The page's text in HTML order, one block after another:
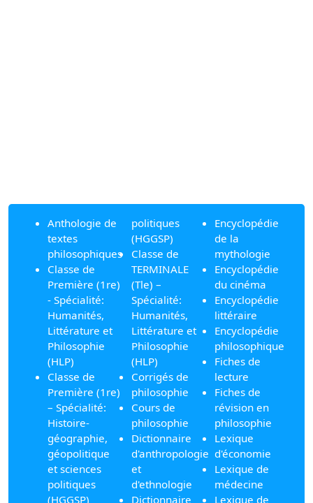
Anthologie de
textes
philosophiques
Classe de
Première (1re)
- Spécialité:
Humanités,
Littérature et
Philosophie
(HLP)
Classe de
Première (1re)
– Spécialité:
Histoire-
géographie,
géopolitique
et sciences
politiques
(HGGSP)
politiques
(HGGSP)
Classe de
TERMINALE
(Tle) –
Spécialité:
Humanités,
Littérature et
Philosophie
(HLP)
Corrigés de
philosophie
Cours de
philosophie
Dictionnaire
d'anthropologie
et
d'ethnologie
Dictionnaire
Encyclopédie
de la
mythologie
Encyclopédie
du cinéma
Encyclopédie
littéraire
Encyclopédie
philosophique
Fiches de
lecture
Fiches de
révision en
philosophie
Lexique
d'économie
Lexique de
médecine
Lexique de